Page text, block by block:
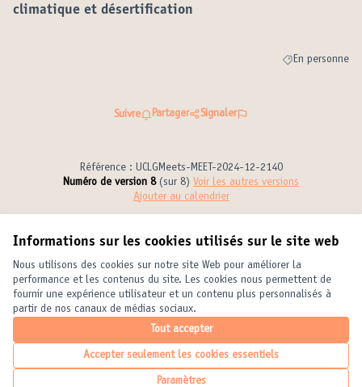
Informations sur les cookies utilisés sur le site web
Nous utilisons des cookies sur notre site Web pour améliorer la
performance et les contenus du site. Les cookies nous permettent de
fournir une expérience utilisateur et un contenu plus personnalisés à
partir de nos canaux de médias sociaux.
Tout accepter
Accepter seulement les cookies essentiels
Paramètres
climatique et désertification
Filtrer les
En personne
Suivre Partager Signaler
Référence : UCLGMeets-MEET-2024-12-2140
Numéro de version 8(sur 8)
voir les autres versions
Ajouter au calendrier
Conditions d'utilisation
Paramètres des cookies
United Cities and Local Governments sur X
(Lien externe)
United Cities and Local Governments sur Facebook
(Lien externe)
United Cities and Local Governments sur YouTube
(Lien externe)
Français
Elegir el idiomaChoose languageChoisir la langue
Licence
(Lien